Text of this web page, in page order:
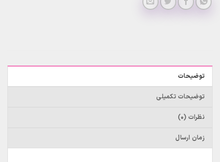
توضیحات
توضیحات تکمیلی
نظرات (0)
زمان ارسال